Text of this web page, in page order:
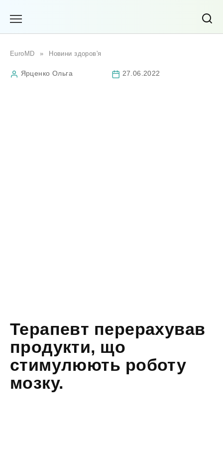
EuroMD » Новини здоров'я
Ярценко Ольга 27.06.2022
Терапевт перерахував
продукти, що
стимулюють роботу
мозку.